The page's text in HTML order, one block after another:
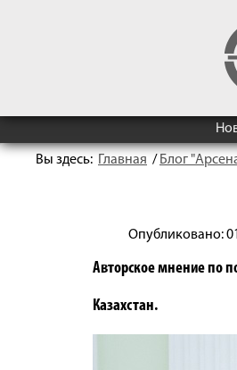
Вы здесь: Главная / Блог
Опубликовано:
Авторское мнение по
Казахстан.